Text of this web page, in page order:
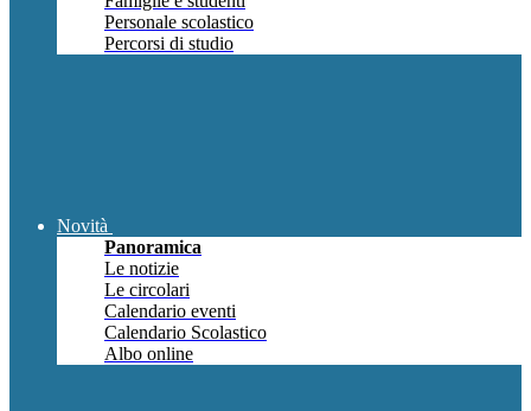
Personale scolastico
Percorsi di studio
Novità
Panoramica
Le notizie
Le circolari
Calendario eventi
Calendario Scolastico
Albo online